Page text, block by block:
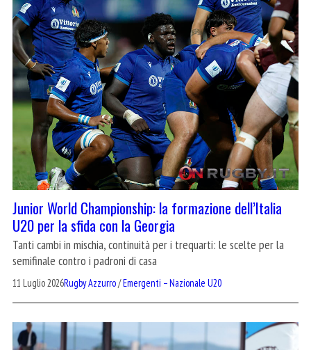
Junior World Championship: la formazione dell’Italia
U20 per la sfida con la Georgia
Tanti cambi in mischia, continuità per i trequarti: le scelte per la
semifinale contro i padroni di casa
11 Luglio 2026Rugby Azzurro/Emergenti – Nazionale U20